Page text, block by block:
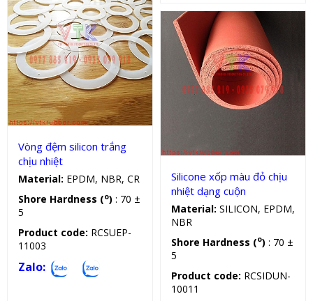
Vòng đệm silicon
Vòng đệm silicon trắng
chịu nhiệt
Material: EPDM, NBR, CR
Shore Hardness (o) : 70 ±
5
Product code: RCSUEP-
11003
Zalo:
Cuộn silicon
Silicone xốp màu đỏ chịu
nhiệt dạng cuộn
Material: SILICON, EPDM,
NBR
Shore Hardness (o) : 70 ±
5
Product code: RCSIDUN-
10011